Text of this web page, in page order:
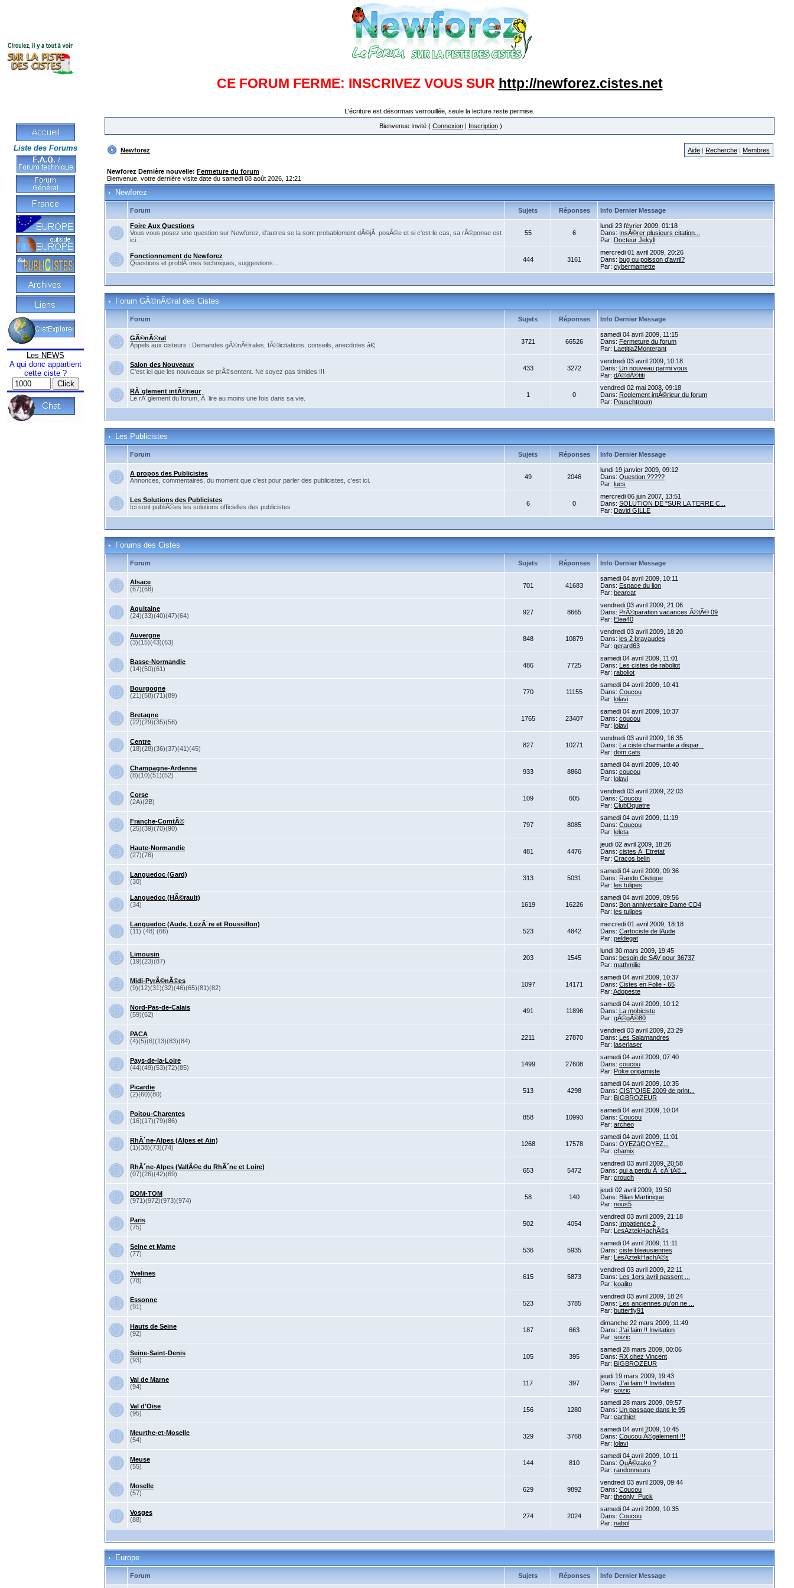
CE FORUM FERME: INSCRIVEZ VOUS SUR http://newforez.cistes.net
L'écriture est désormais verrouillée, seule la lecture reste permise.
Liste des Forums
Les NEWS
A qui donc appartient
cette ciste ?
Bienvenue Invité ( Connexion| Inscription)
Newforez Aide | Recherche | Membres
Newforez Dernière nouvelle: Fermeture du forum
Bienvenue, votre dernière visite date du samedi 08 août 2026, 12:21
Newforez
Forum Sujets Réponses Info Dernier Message
Foire Aux Questions
Vous vous posez une question sur Newforez, d'autres se la sont probablement dÃ©jÃ posÃ©e et si c'est le cas, sa rÃ©ponse est
ici.
55 6
lundi 23 février 2009, 01:18
Dans: InsÃ©rer plusieurs citation...
Par: Docteur Jekyll
Fonctionnement de Newforez
Questions et problÃ¨mes techniques, suggestions...
444 3161
mercredi 01 avril 2009, 20:26
Dans: bug ou poisson d'avril?
Par: cybermamette
Forum GÃ©nÃ©ral des Cistes
Forum Sujets Réponses Info Dernier Message
GÃ©nÃ©ral
Appels aux cisteurs : Demandes gÃ©nÃ©rales, fÃ©licitations, conseils, anecdotes â€¦
3721 66526
samedi 04 avril 2009, 11:15
Dans: Fermeture du forum
Par: Laetitia2Monterant
Salon des Nouveaux
C'est ici que les nouveaux se prÃ©sentent. Ne soyez pas timides !!!
433 3272
vendredi 03 avril 2009, 10:18
Dans: Un nouveau parmi vous
Par: dÃ©dÃ©titi
RÃ¨glement intÃ©rieur
Le rÃ¨glement du forum, Ã lire au moins une fois dans sa vie.
1 0
vendredi 02 mai 2008, 09:18
Dans: Reglement intÃ©rieur du forum
Par: Pouschtroum
Les Publicistes
Forum Sujets Réponses Info Dernier Message
A propos des Publicistes
Annonces, commentaires, du moment que c'est pour parler des publicistes, c'est ici.
49 2046
lundi 19 janvier 2009, 09:12
Dans: Question ?????
Par: lucs
Les Solutions des Publicistes
Ici sont publiÃ©es les solutions officielles des publicistes
6 0
mercredi 06 juin 2007, 13:51
Dans: SOLUTION DE "SUR LA TERRE C...
Par: David GILLE
Forums des Cistes
Forum Sujets Réponses Info Dernier Message
Alsace
(67)(68)
701 41683
samedi 04 avril 2009, 10:11
Dans: Espace du lion
Par: bearcat
Aquitaine
(24)(33)(40)(47)(64)
927 8665
vendredi 03 avril 2009, 21:06
Dans: PrÃ©paration vacances Ã©tÃ© 09
Par: Elea40
Auvergne
(3)(15)(43)(63)
848 10879
vendredi 03 avril 2009, 18:20
Dans: les 2 brayaudes
Par: gerard63
Basse-Normandie
(14)(50)(61)
486 7725
samedi 04 avril 2009, 11:01
Dans: Les cistes de raboliot
Par: raboliot
Bourgogne
(21)(58)(71)(89)
770 11155
samedi 04 avril 2009, 10:41
Dans: Coucou
Par: lolavi
Bretagne
(22)(29)(35)(56)
1765 23407
samedi 04 avril 2009, 10:37
Dans: coucou
Par: lolavi
Centre
(18)(28)(36)(37)(41)(45)
827 10271
vendredi 03 avril 2009, 16:35
Dans: La ciste charmante a dispar...
Par: dom.cats
Champagne-Ardenne
(8)(10)(51)(52)
933 8860
samedi 04 avril 2009, 10:40
Dans: coucou
Par: lolavi
Corse
(2A)(2B)
109 605
vendredi 03 avril 2009, 22:03
Dans: Coucou
Par: ClubDquatre
Franche-ComtÃ©
(25)(39)(70)(90)
797 8085
samedi 04 avril 2009, 11:19
Dans: Coucou
Par: leleta
Haute-Normandie
(27)(76)
481 4476
jeudi 02 avril 2009, 18:26
Dans: cistes Ã Etretat
Par: Cracos belin
Languedoc (Gard)
(30)
313 5031
samedi 04 avril 2009, 09:36
Dans: Rando Cistique
Par: les tulipes
Languedoc (HÃ©rault)
(34)
1619 16226
samedi 04 avril 2009, 09:56
Dans: Bon anniversaire Dame CD4
Par: les tulipes
Languedoc (Aude, LozÃ¨re et Roussillon)
(11) (48) (66)
523 4842
mercredi 01 avril 2009, 18:18
Dans: Cartociste de lAude
Par: peldegat
Limousin
(19)(23)(87)
203 1545
lundi 30 mars 2009, 19:45
Dans: besoin de SAV pour 36737
Par: mathmilie
Midi-PyrÃ©nÃ©es
(9)(12)(31)(32)(46)(65)(81)(82)
1097 14171
samedi 04 avril 2009, 10:37
Dans: Cistes en Folie - 65
Par: Adopeste
Nord-Pas-de-Calais
(59)(62)
491 11896
samedi 04 avril 2009, 10:12
Dans: La mobiciste
Par: gÃ©gÃ©80
PACA
(4)(5)(6)(13)(83)(84)
2211 27870
vendredi 03 avril 2009, 23:29
Dans: Les Salamandres
Par: laserlaser
Pays-de-la-Loire
(44)(49)(53)(72)(85)
1499 27608
samedi 04 avril 2009, 07:40
Dans: coucou
Par: Poke origamiste
Picardie
(2)(60)(80)
513 4298
samedi 04 avril 2009, 10:35
Dans: CIST'OISE 2009 de print...
Par: BIGBROZEUR
Poitou-Charentes
(16)(17)(79)(86)
858 10993
samedi 04 avril 2009, 10:04
Dans: Coucou
Par: archeo
RhÃ´ne-Alpes (Alpes et Ain)
(1)(38)(73)(74)
1268 17578
samedi 04 avril 2009, 11:01
Dans: OYEZâ€¦OYEZ...
Par: chamix
RhÃ´ne-Alpes (VallÃ©e du RhÃ´ne et Loire)
(07)(26)(42)(69)
653 5472
vendredi 03 avril 2009, 20:58
Dans: qui a perdu Ã cÃ´tÃ©...
Par: crouch
DOM-TOM
(971)(972)(973)(974)
58 140
jeudi 02 avril 2009, 19:50
Dans: Bilan Martinique
Par: nous5
Paris
(75)
502 4054
vendredi 03 avril 2009, 21:18
Dans: Impatience 2
Par: LesAztekHachÃ©s
Seine et Marne
(77)
536 5935
samedi 04 avril 2009, 11:11
Dans: ciste bleausiennes
Par: LesAztekHachÃ©s
Yvelines
(78)
615 5873
vendredi 03 avril 2009, 22:11
Dans: Les 1ers avril passent ...
Par: koalito
Essonne
(91)
523 3785
vendredi 03 avril 2009, 18:24
Dans: Les anciennes qu'on ne ...
Par: butterfly91
Hauts de Seine
(92)
187 663
dimanche 22 mars 2009, 11:49
Dans: J'ai faim !! Invitation
Par: soizic
Seine-Saint-Denis
(93)
105 395
samedi 28 mars 2009, 00:06
Dans: RX chez Vincent
Par: BIGBROZEUR
Val de Marne
(94)
117 397
jeudi 19 mars 2009, 19:43
Dans: J'ai faim !! Invitation
Par: soizic
Val d'Oise
(95)
156 1280
samedi 28 mars 2009, 09:57
Dans: Un passage dans le 95
Par: carthier
Meurthe-et-Moselle
(54)
329 3768
samedi 04 avril 2009, 10:45
Dans: Coucou Ã©galement !!!
Par: lolavi
Meuse
(55)
144 810
samedi 04 avril 2009, 10:11
Dans: QuÃ©zako ?
Par: randonneurs
Moselle
(57)
629 9892
vendredi 03 avril 2009, 09:44
Dans: Coucou
Par: theonly_Puck
Vosges
(88)
274 2024
samedi 04 avril 2009, 10:35
Dans: Coucou
Par: nabol
Europe
Forum Sujets Réponses Info Dernier Message